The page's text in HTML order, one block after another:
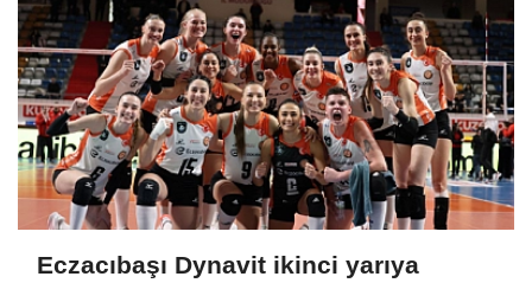
Eczacıbaşı Dynavit ikinci yarıya